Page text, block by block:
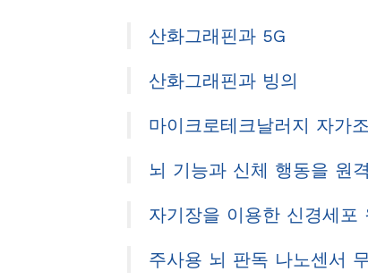
산화그래핀과 5G
산화그래핀과 빙의
마이크로테크날러지 자가
뇌 기능과 신체 행동을 원
자기장을 이용한 신경세포
주사용 뇌 판독 나노센서